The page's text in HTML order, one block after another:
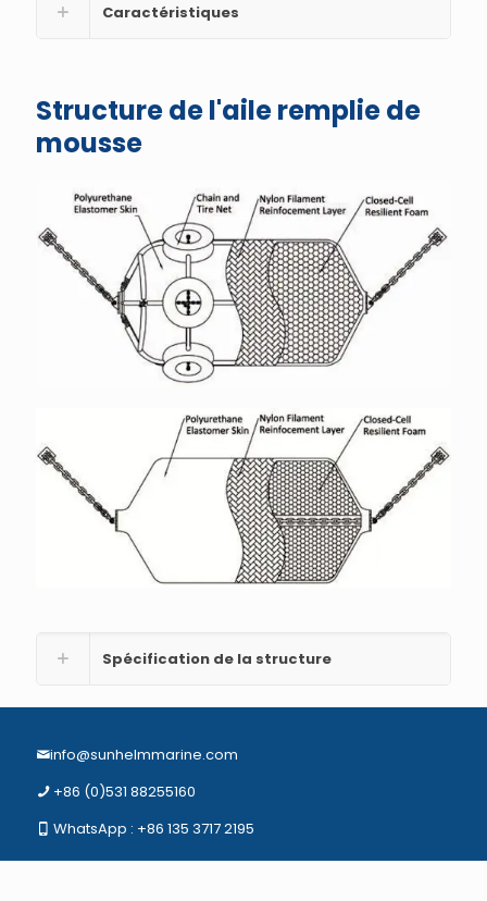
Caractéristiques
Structure de l'aile remplie de
mousse
Spécification de la structure
info@sunhelmmarine.com
+86 (0)531 88255160
WhatsApp : +86 135 3717 2195